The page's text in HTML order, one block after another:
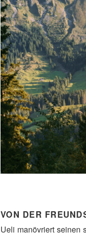
VON DER
Ueli manövriert seinen